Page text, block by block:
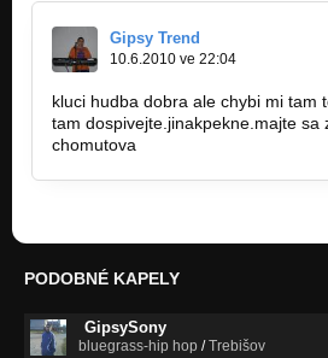
Gipsy Trend
10.6.2010 ve 22:04
kluci hudba dobra ale chybi mi tam
tam dospivejte.jinakpekne.majte sa
chomutova
PODOBNÉ KAPELY
GipsySony
bluegrass-hip hop /Trebišov